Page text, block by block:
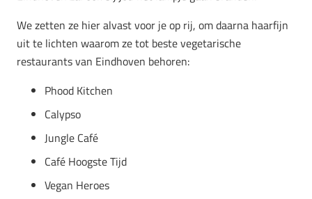
We zetten ze hier alvast voor je op rij, om daarna haarfijn
uit te lichten waarom ze tot beste vegetarische
restaurants van Eindhoven behoren:
Phood Kitchen
Calypso
Jungle Café
Café Hoogste Tijd
Vegan Heroes